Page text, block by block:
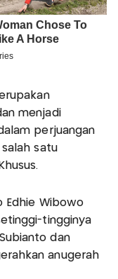
menjadi
perjuangan
salah satu
Edhie Wibowo
tingginya
dan
anugerah